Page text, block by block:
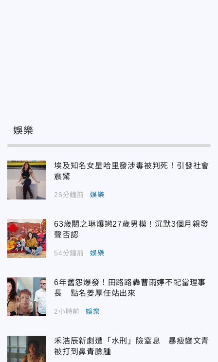
娛樂
埃及知名女星哈里發涉毒被判死！引發社會
震驚
26分鐘前 娛樂
63歲關之琳爆戀27歲男模！沉默3個月親發
聲否認
54分鐘前 娛樂
6年舊怨爆發！田路路轟曹雨婷不配當理事
長 點名姜厚任站出來
2小時前 娛樂
禾浩辰新劇遭「水刑」險窒息 暴瘦變文青
被打到鼻青臉腫